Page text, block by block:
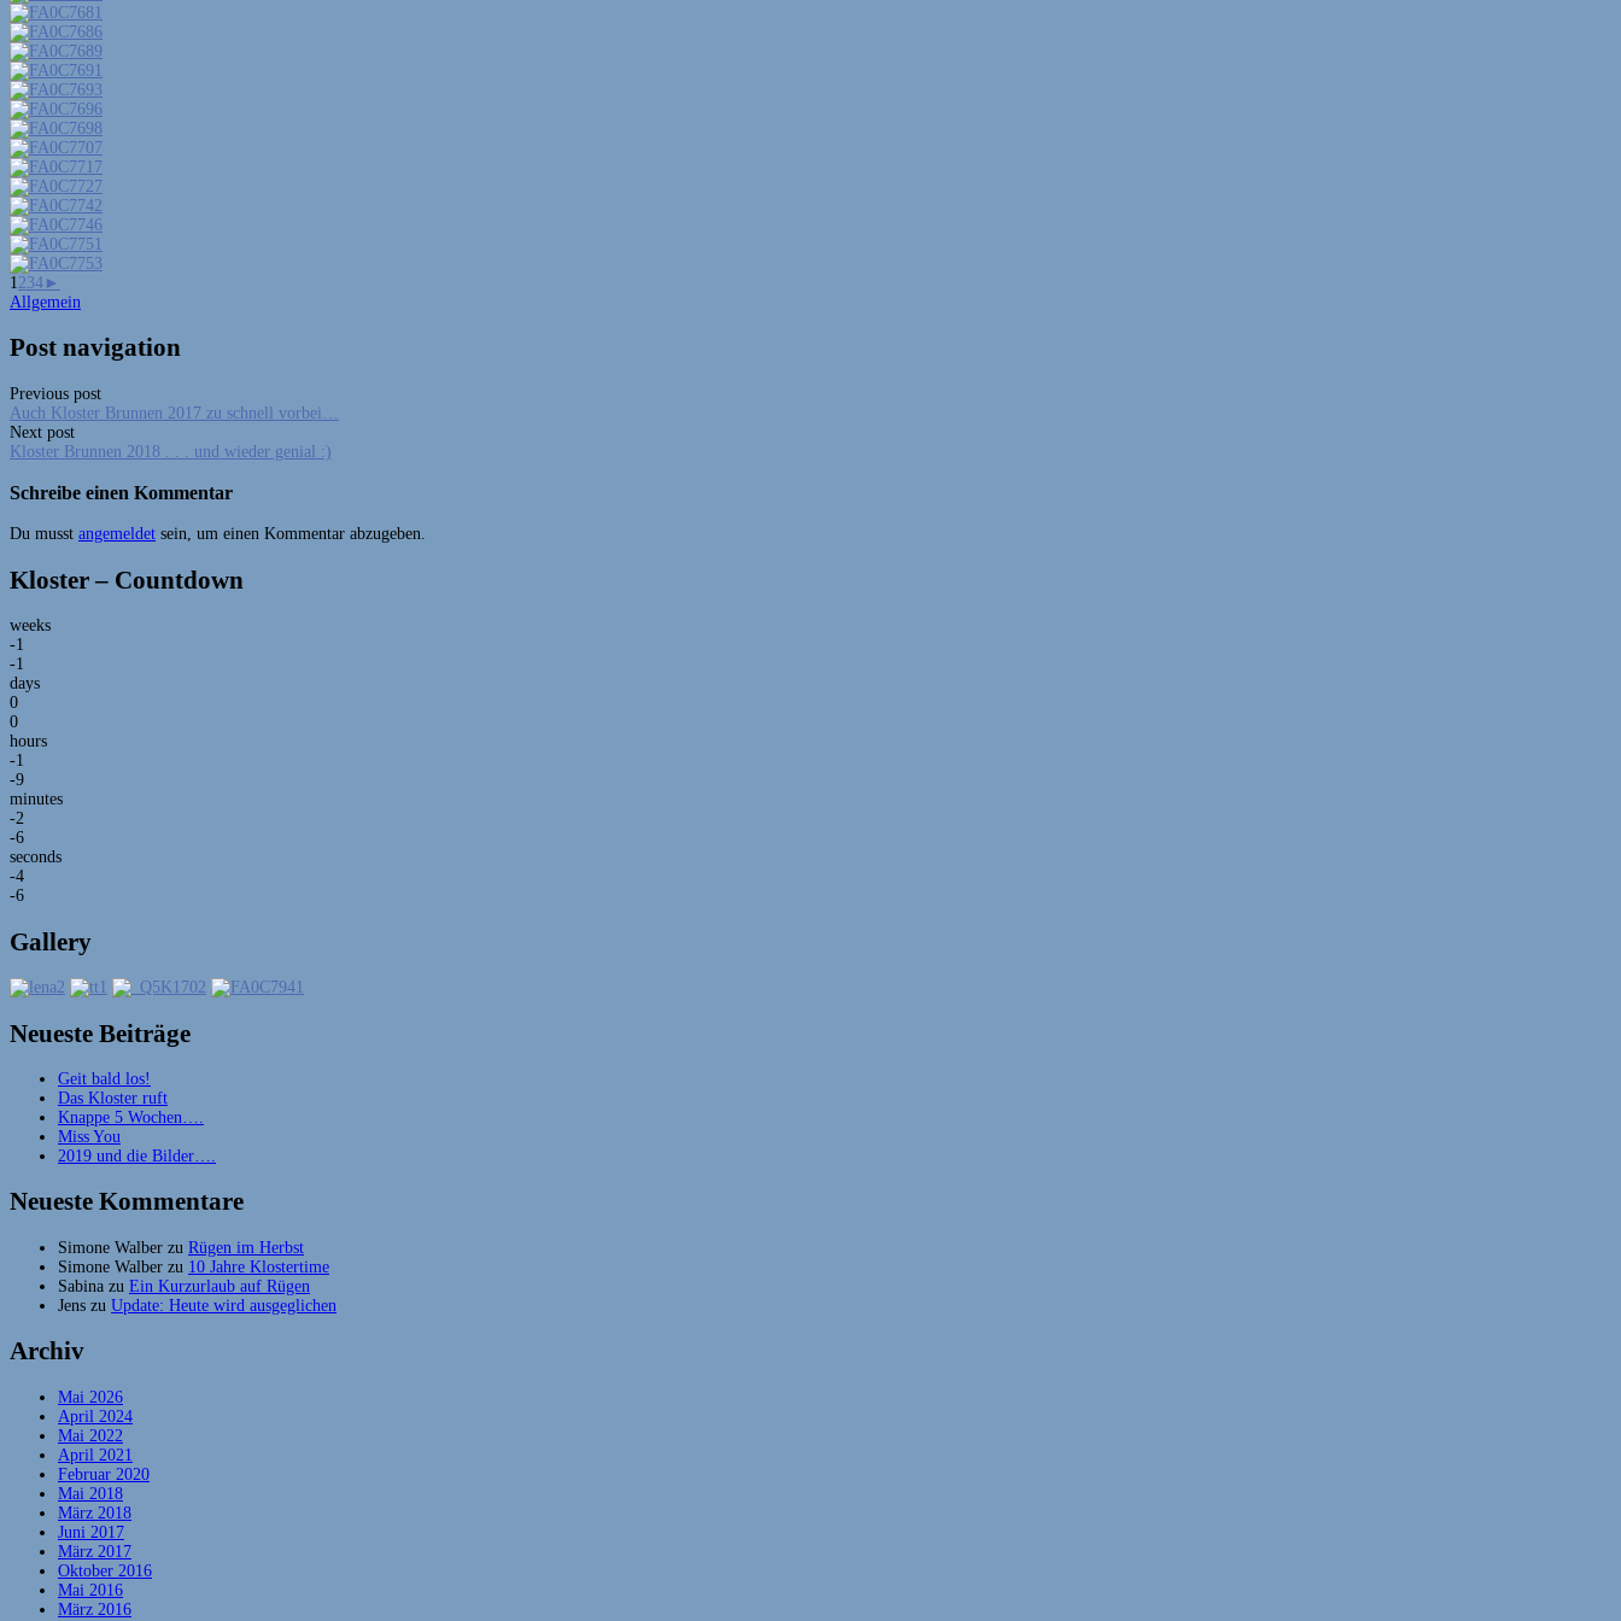
1 234 ►
Allgemein
Post navigation
Previous post
Auch Kloster Brunnen 2017 zu schnell vorbei…
Next post
Kloster Brunnen 2018 . . . und wieder genial :)
Schreibe einen Kommentar
Du musst angemeldet sein, um einen Kommentar abzugeben.
Kloster – Countdown
weeks
-1
-1
days
0
0
hours
-1
-9
minutes
-2
-6
seconds
-4
-6
Gallery
Neueste Beiträge
Geit bald los!
Das Kloster ruft
Knappe 5 Wochen….
Miss You
2019 und die Bilder….
Neueste Kommentare
Simone Walber zu Rügen im Herbst
Simone Walber zu 10 Jahre Klostertime
Sabina zu Ein Kurzurlaub auf Rügen
Jens zu Update: Heute wird ausgeglichen
Archiv
Mai 2026
April 2024
Mai 2022
April 2021
Februar 2020
Mai 2018
März 2018
Juni 2017
März 2017
Oktober 2016
Mai 2016
März 2016